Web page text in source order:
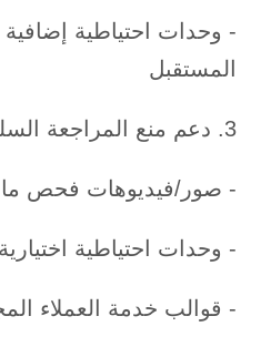
- وحدات احتياطية
المستقبل
3. دعم منع المراجعة السلبية
- صور/فيديوهات فحص
- وحدات احتياطية اختيارية
- قوالب خدمة العملاء